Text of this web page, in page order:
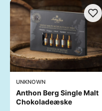
UNKNOWN
Anthon Berg Single Malt
Chokoladeæske